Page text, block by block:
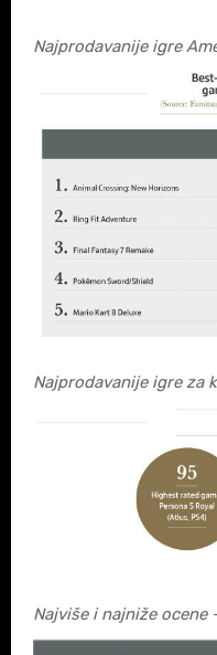
Najprodavanije igre
Najprodavanije igre za
Najviše i najniže ocene